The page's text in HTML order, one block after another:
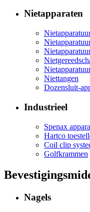
Nietapparaten
Niettangen
Dozensluit-
Industrieel
Spenax
Hartco
Coil clip
Golfkrammen
Nagels